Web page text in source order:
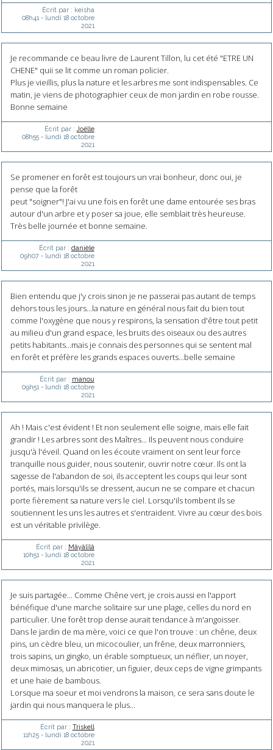
Écrit par : keisha
08h41 - lundi 18 octobre
2021
Je recommande ce beau livre de Laurent Tillon, lu cet été "ETRE UN
CHENE" quii se lit comme un roman policier.
Plus je vieillis, plus la nature et les arbres me sont indispensables. Ce
matin, je viens de photographier ceux de mon jardin en robe rousse.
Bonne semaine
Écrit par : Joëlle
08h55- lundi 18 octobre
2021
Se promener en forêt est toujours un vrai bonheur, donc oui, je
pense que la forêt
peut "soigner"! J'ai vu une fois en forêt une dame entourée ses bras
autour d'un arbre et y poser sa joue, elle semblait très heureuse.
Très belle journée et bonne semaine.
Écrit par : danièle
09h07- lundi 18 octobre
2021
Bien entendu que j'y crois sinon je ne passerai pas autant de temps
dehors tous les jours...la nature en général nous fait du bien tout
comme l'oxygène que nous y respirons, la sensation d'être tout petit
au milieu d'un grand espace, les bruits des oiseaux ou des autres
petits habitants...mais je connais des personnes qui se sentent mal
en forêt et préfère les grands espaces ouverts...belle semaine
Écrit par : manou
09h51 - lundi 18 octobre
2021
Ah ! Mais c'est évident ! Et non seulement elle soigne, mais elle fait
grandir ! Les arbres sont des Maîtres... Ils peuvent nous conduire
jusqu'à l'éveil. Quand on les écoute vraiment on sent leur force
tranquille nous guider, nous soutenir, ouvrir notre cœur. Ils ont la
sagesse de l'abandon de soi, ils acceptent les coups qui leur sont
portés, mais lorsqu'ils se dressent, aucun ne se compare et chacun
porte fièrement sa nature vers le ciel. Lorsqu'ils tombent ils se
soutiennent les uns les autres et s'entraident. Vivre au cœur des bois
est un véritable privilège.
Écrit par : Mâyâlîlâ
10h51 - lundi 18 octobre
2021
Je suis partagée... Comme Chêne vert, je crois aussi en l'apport
bénéfique d'une marche solitaire sur une plage, celles du nord en
particulier. Une forêt trop dense aurait tendance à m'angoisser.
Dans le jardin de ma mère, voici ce que l'on trouve : un chêne, deux
pins, un cèdre bleu, un micocoulier, un frêne, deux marronniers,
trois sapins, un gingko, un érable somptueux, un néflier, un noyer,
deux mimosas, un abricotier, un figuier, deux ceps de vigne grimpants
et une haie de bambous.
Lorsque ma soeur et moi vendrons la maison, ce sera sans doute le
jardin qui nous manquera le plus...
Écrit par : Triskell
11h25- lundi 18 octobre
2021